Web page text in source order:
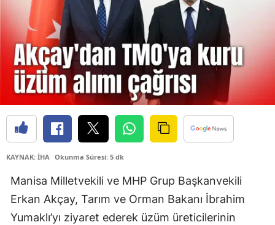
KAYNAK: İHA Okunma Süresi: 5 dk
Manisa Milletvekili ve MHP Grup Başkanvekili
Erkan Akçay, Tarım ve Orman Bakanı İbrahim
Yumaklı’yı ziyaret ederek üzüm üreticilerinin